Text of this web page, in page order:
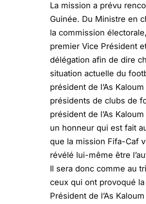
La mission a prévu
Guinée. Du Ministre en
la commission
premier Vice Président
délégation afin de dire
situation actuelle du
président de l’As
présidents de clubs de
président de l’As
un honneur qui est fait
que la mission Fifa-Caf
révélé lui-même être
Il sera donc comme au
ceux qui ont provoqué
Président de l’As